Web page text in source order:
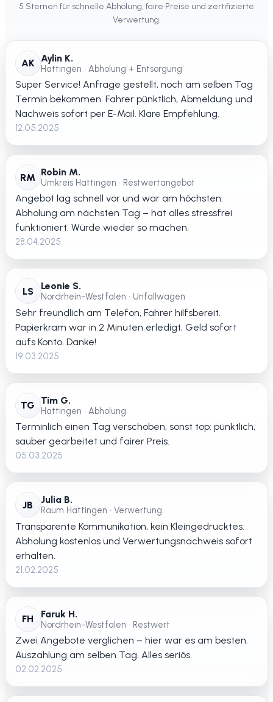
5 Sternen für schnelle Abholung, faire Preise und zertifizierte
Verwertung.
AK Aylin K.
Hattingen • Abholung + Entsorgung
Super Service! Anfrage gestellt, noch am selben Tag
Termin bekommen. Fahrer pünktlich, Abmeldung und
Nachweis sofort per E-Mail. Klare Empfehlung.
12.05.2025
RM Robin M.
Umkreis Hattingen • Restwertangebot
Angebot lag schnell vor und war am höchsten.
Abholung am nächsten Tag – hat alles stressfrei
funktioniert. Würde wieder so machen.
28.04.2025
LS Leonie S.
Nordrhein-Westfalen • Unfallwagen
Sehr freundlich am Telefon, Fahrer hilfsbereit.
Papierkram war in 2 Minuten erledigt, Geld sofort
aufs Konto. Danke!
19.03.2025
TG Tim G.
Hattingen • Abholung
Terminlich einen Tag verschoben, sonst top: pünktlich,
sauber gearbeitet und fairer Preis.
05.03.2025
JB Julia B.
Raum Hattingen • Verwertung
Transparente Kommunikation, kein Kleingedrucktes.
Abholung kostenlos und Verwertungsnachweis sofort
erhalten.
21.02.2025
FH Faruk H.
Nordrhein-Westfalen • Restwert
Zwei Angebote verglichen – hier war es am besten.
Auszahlung am selben Tag. Alles seriös.
02.02.2025